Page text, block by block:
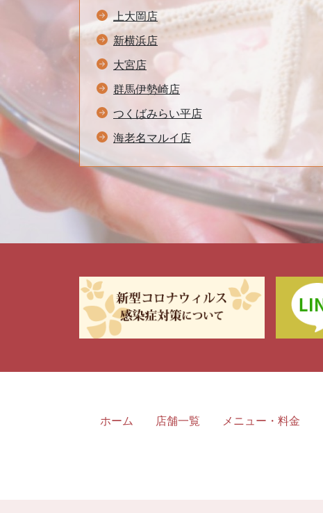
上大岡店
新横浜店
大宮店
群馬伊勢崎店
つくばみらい平店
海老名マルイ店
ホーム 店舗一覧 メニュー・料金